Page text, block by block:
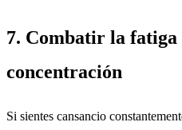
7. Combatir la
concentración
Si sientes cansancio